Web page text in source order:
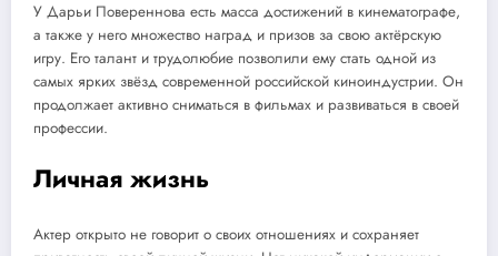
У Дарьи Повереннова есть масса достижений в кинематографе,
а также у него множество наград и призов за свою актёрскую
игру. Его талант и трудолюбие позволили ему стать одной из
самых ярких звёзд современной российской киноиндустрии. Он
продолжает активно сниматься в фильмах и развиваться в своей
профессии.
Личная жизнь
Актер открыто не говорит о своих отношениях и сохраняет